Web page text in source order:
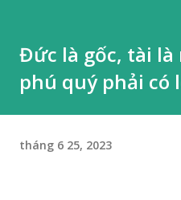
Đức là gốc, tài
phú quý phải có
tháng 6 25, 2023